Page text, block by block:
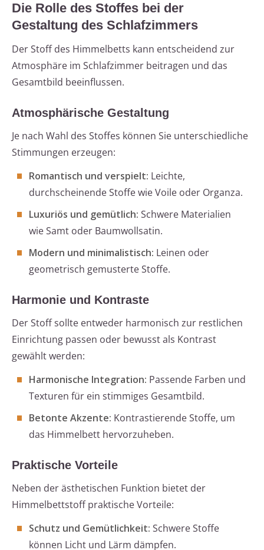
Die Rolle des Stoffes bei der
Gestaltung des Schlafzimmers
Der Stoff des Himmelbetts kann entscheidend zur
Atmosphäre im Schlafzimmer beitragen und das
Gesamtbild beeinflussen.
Atmosphärische Gestaltung
Je nach Wahl des Stoffes können Sie unterschiedliche
Stimmungen erzeugen:
Romantisch und verspielt: Leichte,
durchscheinende Stoffe wie Voile oder Organza.
Luxuriös und gemütlich: Schwere Materialien
wie Samt oder Baumwollsatin.
Modern und minimalistisch: Leinen oder
geometrisch gemusterte Stoffe.
Harmonie und Kontraste
Der Stoff sollte entweder harmonisch zur restlichen
Einrichtung passen oder bewusst als Kontrast
gewählt werden:
Harmonische Integration: Passende Farben und
Texturen für ein stimmiges Gesamtbild.
Betonte Akzente: Kontrastierende Stoffe, um
das Himmelbett hervorzuheben.
Praktische Vorteile
Neben der ästhetischen Funktion bietet der
Himmelbettstoff praktische Vorteile:
Schutz und Gemütlichkeit: Schwere Stoffe
können Licht und Lärm dämpfen.